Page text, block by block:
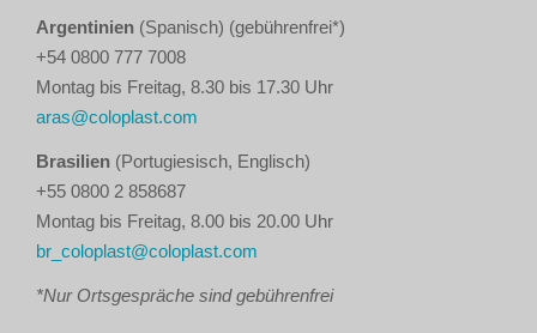
Argentinien (Spanisch) (gebührenfrei*)
+54 0800 777 7008
Montag bis Freitag, 8.30 bis 17.30 Uhr
aras@coloplast.com
Brasilien (Portugiesisch, Englisch)
+55 0800 2 858687
Montag bis Freitag, 8.00 bis 20.00 Uhr
br_coloplast@coloplast.com
*Nur Ortsgespräche sind gebührenfrei